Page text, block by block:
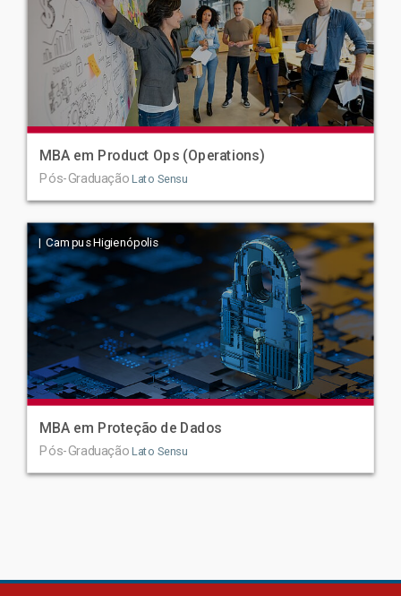
MBA em Product Ops (Operations)
Pós-Graduação Lato Sensu
| Campus Higienópolis
MBA em Proteção de Dados
Pós-Graduação Lato Sensu